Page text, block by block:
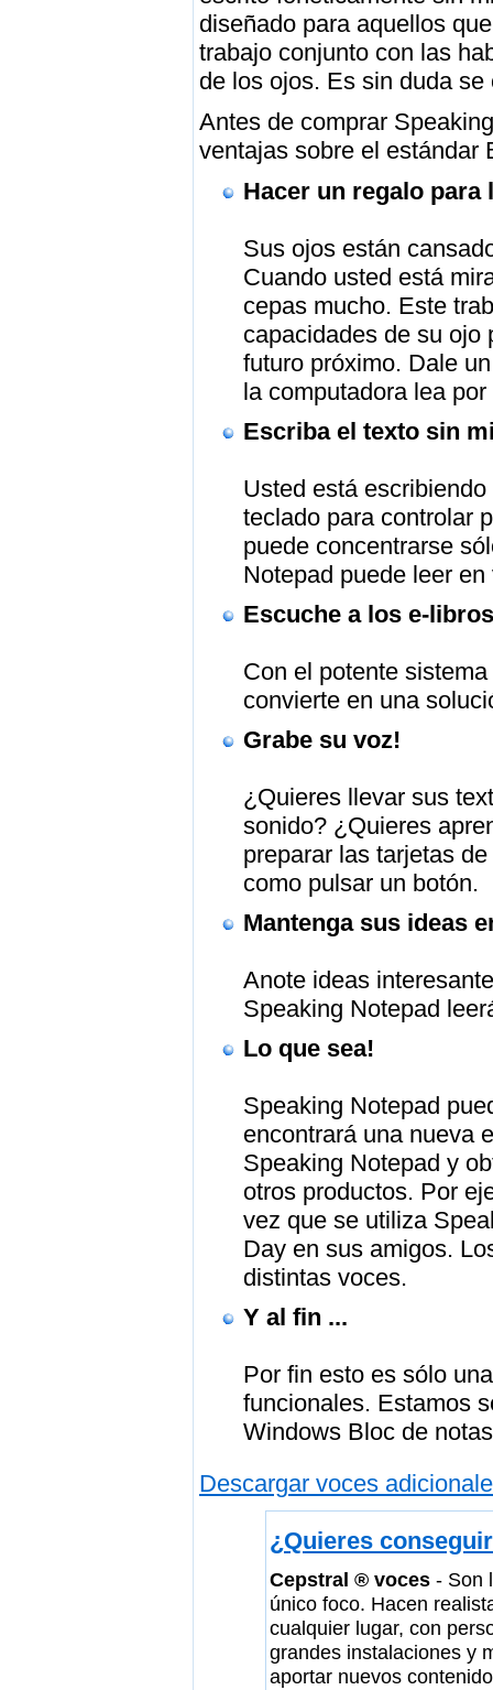
diseñado para aquellos
trabajo conjunto con las
de los ojos. Es sin duda
Antes de comprar
ventajas sobre el estándar
Hacer un regalo para
Sus ojos están
Cuando usted está
cepas mucho. Este
capacidades de su ojo
futuro próximo. Dale
la computadora lea
Escriba el texto sin
Usted está
teclado para controlar
puede concentrarse
Notepad puede leer
Escuche a los e-libros
Con el potente
convierte en una
Grabe su voz!
¿Quieres llevar sus
sonido? ¿Quieres
preparar las tarjetas
como pulsar un botón.
Mantenga sus ideas
Anote ideas
Speaking Notepad
Lo que sea!
Speaking Notepad
encontrará una nueva
Speaking Notepad y
otros productos. Por
vez que se utiliza
Day en sus amigos.
distintas voces.
Y al fin ...
Por fin esto es sólo
funcionales. Estamos
Windows Bloc de
Descargar voces
¿Quieres
Cepstral ® voces - Son
único foco. Hacen
cualquier lugar, con
grandes instalaciones y
aportar nuevos